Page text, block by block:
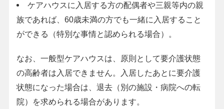
ケアハウスに入居する方の配偶者や三親等内の親
族であれば、60歳未満の方でも一緒に入居すること
ができる（特別な事情と認められる場合）。
なお、一般型ケアハウスは、原則として要介護状態
の高齢者は入居できません。入居したあとに要介護
状態になった場合は、退去（別の施設・病院への転
院）を求められる場合があります。